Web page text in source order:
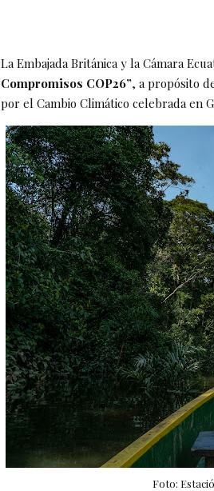
La Embajada Británica y la Cámara
Compromisos COP26”, a propósito
por el Cambio Climático celebrada en
Foto: